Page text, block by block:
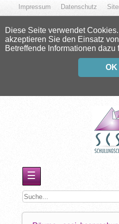
Datenschutz
Impressum
Diese Seite verwendet
akzeptieren Sie den Einsatz
Betreffende Informationen dazu
OK
☰